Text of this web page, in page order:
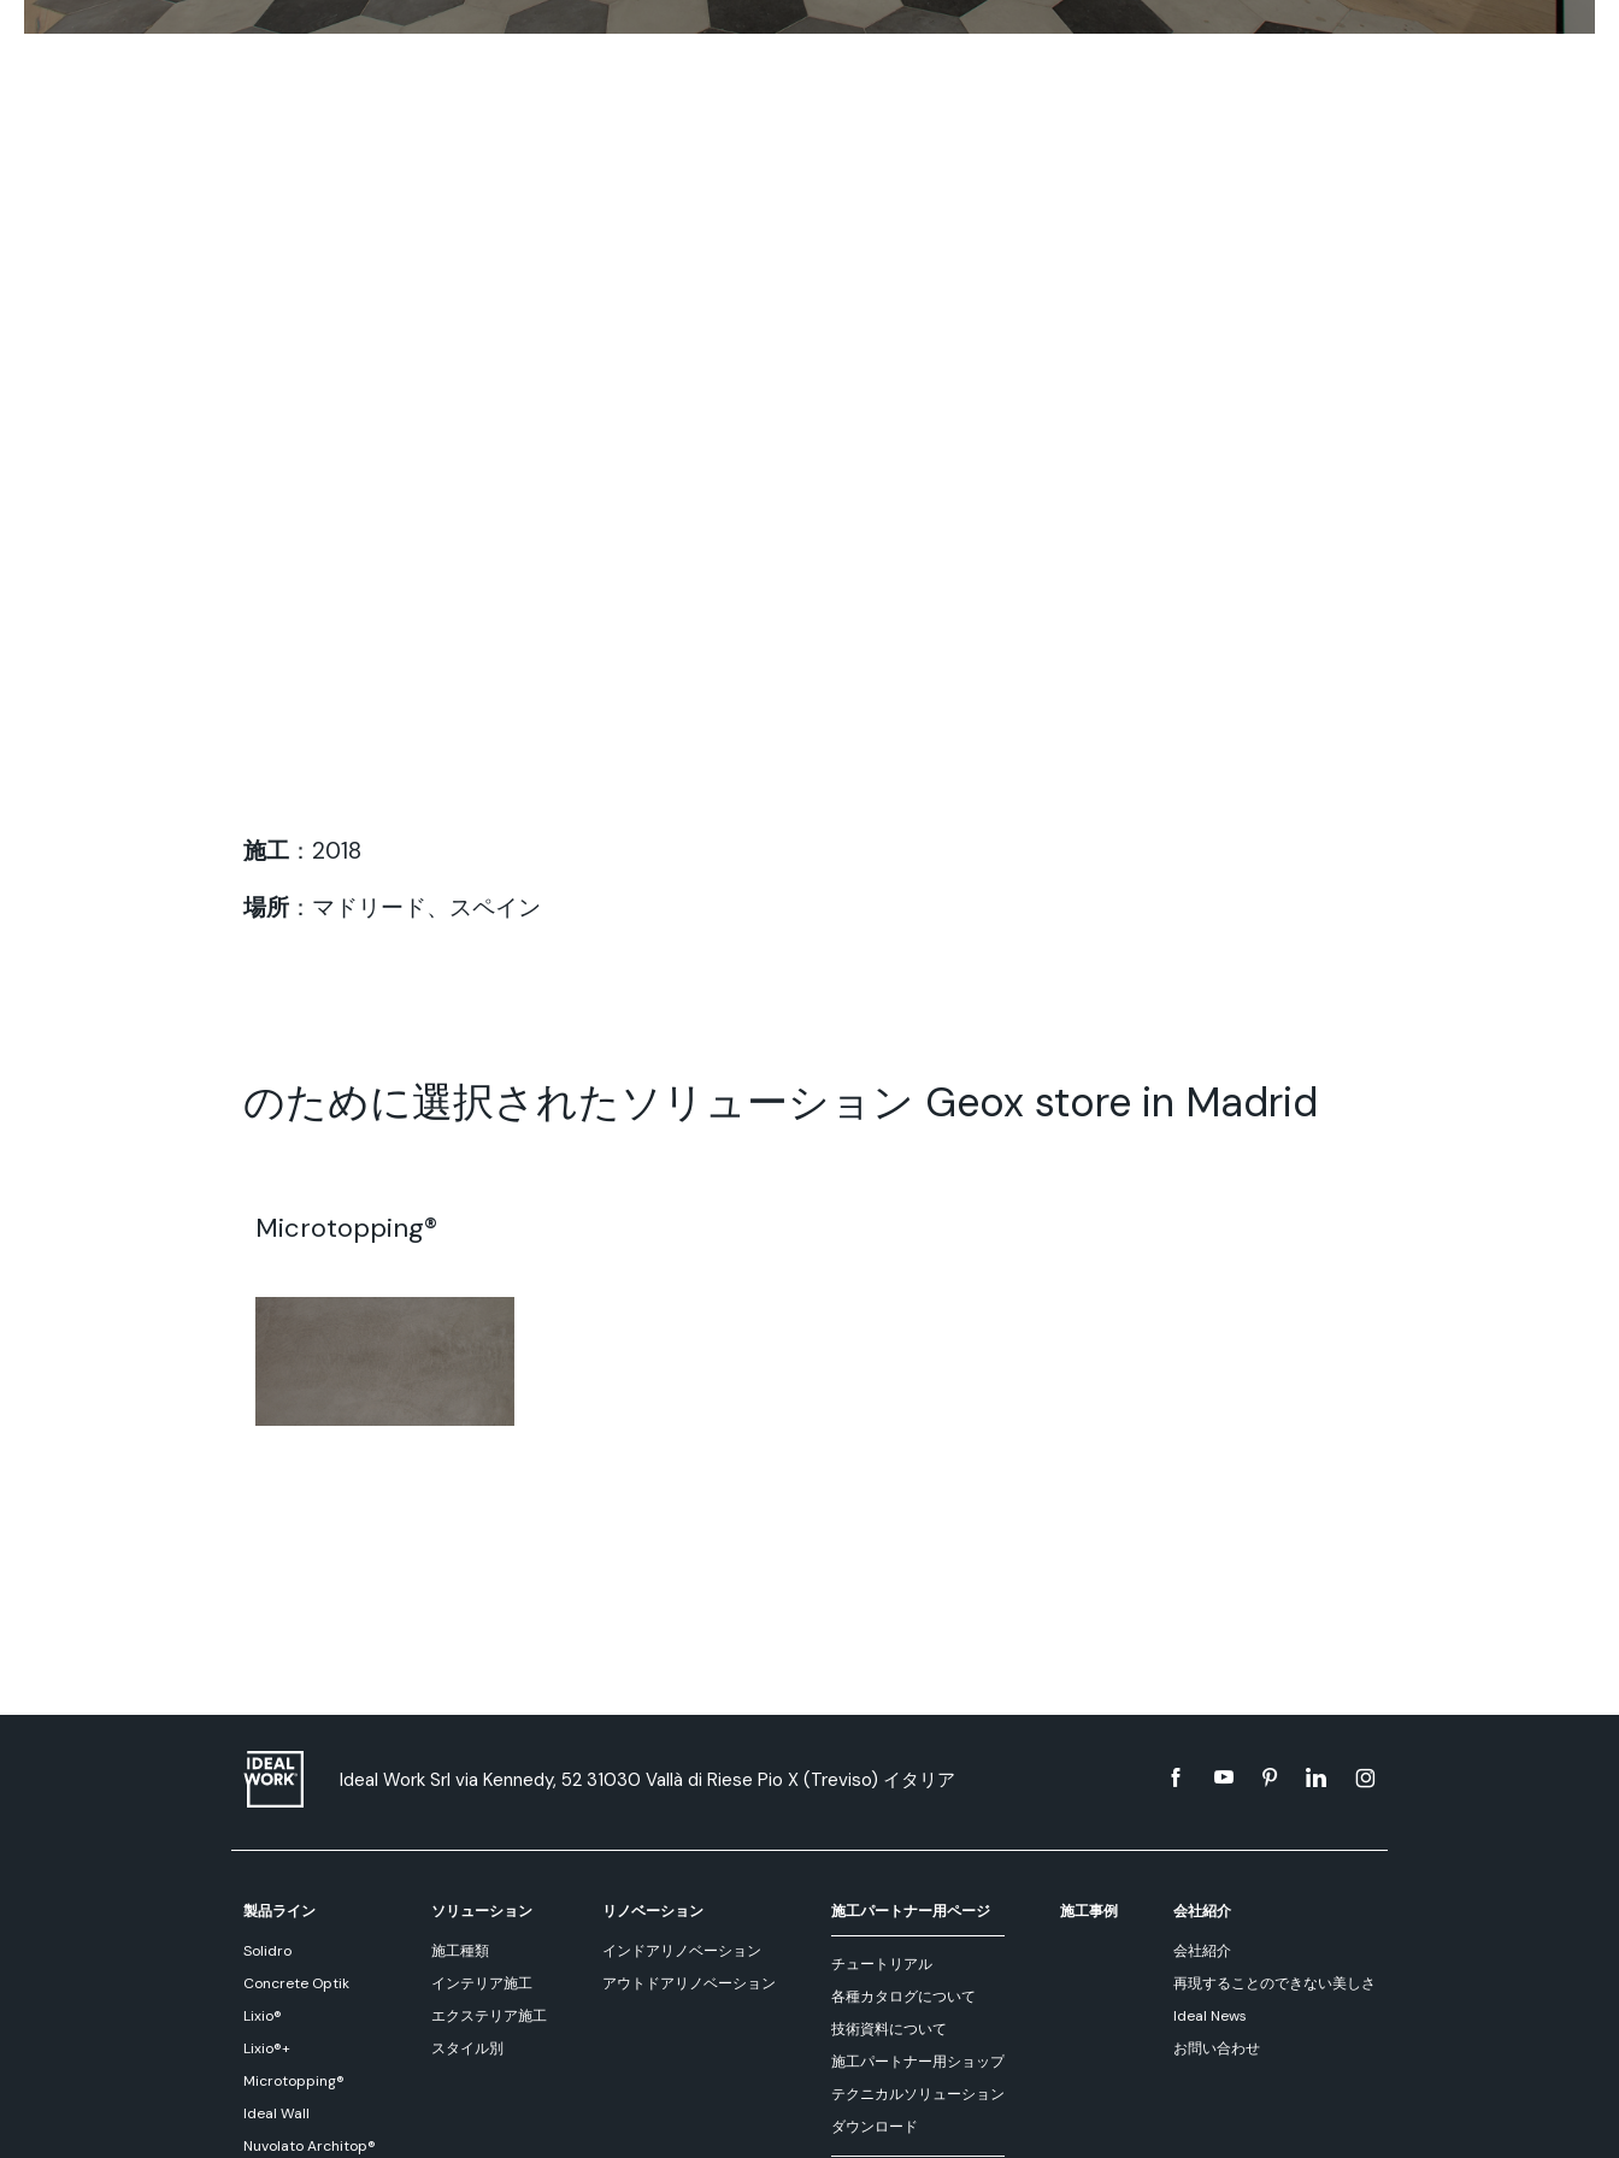
施工 ：2018
場所 ：マドリード、スペイン
のために選択されたソリューション Geox store in Madrid
Microtopping®
Ideal Work Srl via Kennedy, 52 31030 Vallà di Riese Pio X (Treviso) イタリア
製品ライン
Solidro
Concrete Optik
Lixio®
Lixio®+
Microtopping®
Ideal Wall
Nuvolato Architop®
ソリューション
施工種類
インテリア施工
エクステリア施工
スタイル別
リノベーション
インドアリノベーション
アウトドアリノベーション
施工パートナー用ページ
チュートリアル
各種カタログについて
技術資料について
施工パートナー用ショップ
テクニカルソリューション
ダウンロード
施工事例 会社紹介
会社紹介
再現することのできない美しさ
Ideal News
お問い合わせ